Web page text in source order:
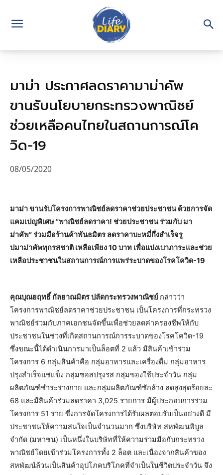
มาม่า ประกาศลดราคามาม่าคัพ
ขานรับนโยบายกระทรวงพาณิชย์
ช่วยเหลือคนไทยในสถานการณ์โค
วิด-19
08/05/2020
มาม่า ขานรับโครงการพาณิชย์ลดราคาช่วยประชาชน ด้วยการจัด
แคมเปญพิเศษ “พาณิชย์ลดราคา! ช่วยประชาชน ร่วมกับ มา
ม่าคัพ” ร่วมมือร้านค้าพันธมิตร ลดราคาบะหมี่กึ่งสำเร็จรู
ปมาม่าคัพทุกรสชาติ เหลือเพียง 10 บาท เพื่อแบ่งเบาภาระและช่วย
เหลือประชาชนในสถานการณ์การแพร่ระบาดของโรคโควิด-19
คุณบุณยฤทธิ์ กัลยาณมิตร ปลัดกระทรวงพาณิชย์ กล่าวว่า
โครงการพาณิชย์ลดราคาช่วยประชาชน เป็นโครงการที่กระทรวง
พาณิชย์ร่วมกับภาคเอกชนจัดขึ้นเพื่อช่วยลดค่าครองชีพให้กับ
ประชาชนในช่วงที่เกิดสถานการณ์การระบาดของโรคโควิด-19
ซึ่งขณะนี้ได้ดำเนินการมาเป็นล็อตที่ 2 แล้ว มีสินค้าเข้าร่วม
โครงการ 6 กลุ่มสินค้าคือ กลุ่มอาหารและเครื่องดื่ม กลุ่มอาหาร
ปรุงสำเร็จแช่แข็ง กลุ่มซอสปรุงรส กลุ่มของใช้ประจำวัน กลุ่ม
ผลิตภัณฑ์ชำระร่างกาย และกลุ่มผลิตภัณฑ์ซักล้าง ลดสูงสุดร้อยละ
68 และมีสินค้าร่วมลดราคา 3,025 รายการ มีผู้ประกอบการร่วม
โครงการ 51 ราย ซึ่งการจัดโครงการได้รับผลตอบรับเป็นอย่างดี มี
ประชาชนให้ความสนใจเป็นจำนวนมาก ซึ่งบริษัท สหพัฒนพิบูล
จำกัด (มหาชน) เป็นหนึ่งในบริษัทที่ให้ความร่วมมือกับกระทรวง
พาณิชย์โดยเข้าร่วมโครงการทั้ง 2 ล็อต และเนื่องจากสินค้าของ
สหพัฒน์ล้วนเป็นสินค้าอุปโภคบริโภคที่จำเป็นในชีวิตประจำวัน จึง